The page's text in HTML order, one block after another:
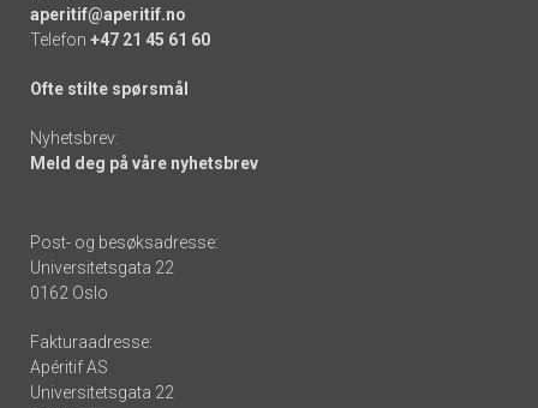
aperitif@aperitif.no
Telefon +47 21 45 61 60
Ofte stilte spørsmål
Nyhetsbrev:
Meld deg på våre nyhetsbrev
Post- og besøksadresse:
Universitetsgata 22
0162 Oslo
Fakturaadresse:
Apéritif AS
Universitetsgata 22